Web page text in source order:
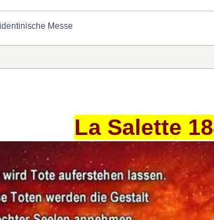
Messe
La Salette